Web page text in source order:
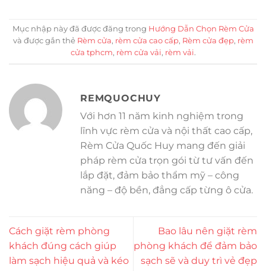
Mục nhập này đã được đăng trong Hướng Dẫn Chọn Rèm Cửa
và được gắn thẻ Rèm cửa, rèm cửa cao cấp, Rèm cửa đẹp, rèm
cửa tphcm, rèm cửa vải, rèm vải.
REMQUOCHUY
Với hơn 11 năm kinh nghiệm trong
lĩnh vực rèm cửa và nội thất cao cấp,
Rèm Cửa Quốc Huy mang đến giải
pháp rèm cửa trọn gói từ tư vấn đến
lắp đặt, đảm bảo thẩm mỹ – công
năng – độ bền, đẳng cấp từng ô cửa.
Cách giặt rèm phòng
khách đúng cách giúp
làm sạch hiệu quả và kéo
Bao lâu nên giặt rèm
phòng khách để đảm bảo
sạch sẽ và duy trì vẻ đẹp